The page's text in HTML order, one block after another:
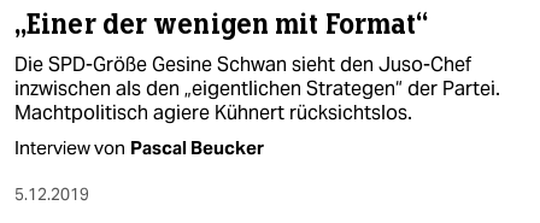
„Einer der wenigen mit Format“
Die SPD-Größe Gesine Schwan sieht den Juso-Chef
inzwischen als den „eigentlichen Strategen“ der Partei.
Machtpolitisch agiere Kühnert rücksichtslos.
Interview von Pascal Beucker
5.12.2019